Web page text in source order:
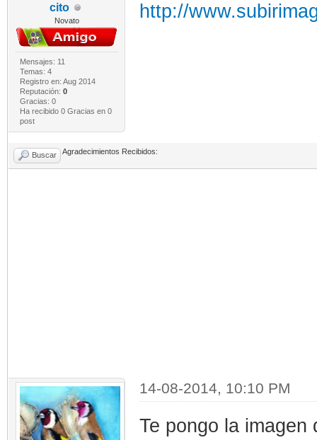
cito
Novato
Mensajes: 11
Temas: 4
Registro en: Aug 2014
Reputación: 0
Gracias: 0
Ha recibido 0 Gracias en 0
post
http://
Buscar Agradecimientos Recibidos:
14-08-2014, 10:10 PM
Te pongo la imagen